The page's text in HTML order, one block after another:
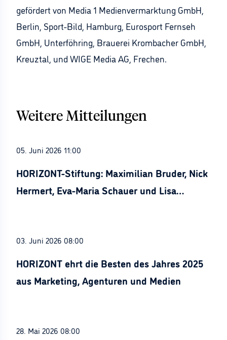
gefördert von Media 1 Medienvermarktung GmbH,
Berlin, Sport-Bild, Hamburg, Eurosport Fernseh
GmbH, Unterföhring, Brauerei Krombacher GmbH,
Kreuztal, und WIGE Media AG, Frechen.
Weitere Mitteilungen
05. Juni 2026 11:00
HORIZONT-Stiftung: Maximilian Bruder, Nick
Hermert, Eva-Maria Schauer und Lisa
03. Juni 2026 08:00
HORIZONT ehrt die Besten des Jahres 2025
aus Marketing, Agenturen und Medien
28. Mai 2026 08:00